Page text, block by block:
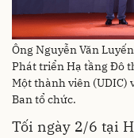
Ông Nguyễn Văn
Phát triển Hạ tầng Đô
Một thành viên (UDIC)
Ban tổ chức.
Tối ngày 2/6 tại